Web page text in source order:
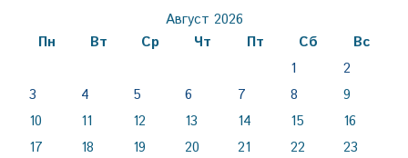
Август 2026
Пн
Вт Ср Чт Пт Сб
Вс
1
2
3
4 5 6 7 8
9
10
11 12 13 14 15
16
17
18 19 20 21 22
23